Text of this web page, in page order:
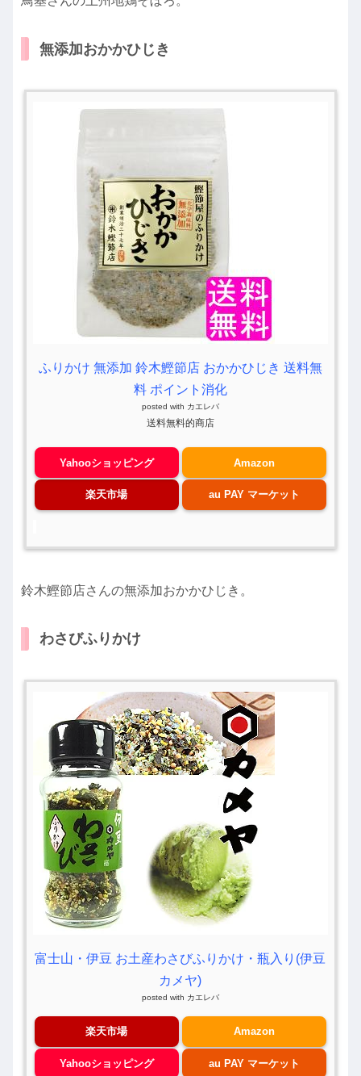
無添加おかかひじき
ふりかけ 無添加 鈴木鰹節店 おかかひじき 送料無
料 ポイント消化
posted with カエレバ
送料無料的商店
Yahooショッピング Amazon
楽天市場 au PAY マーケット
鈴木鰹節店さんの無添加おかかひじき。
わさびふりかけ
富士山・伊豆 お土産わさびふりかけ・瓶入り(伊豆
カメヤ)
posted with カエレバ
楽天市場 Amazon
Yahooショッピング au PAY マーケット